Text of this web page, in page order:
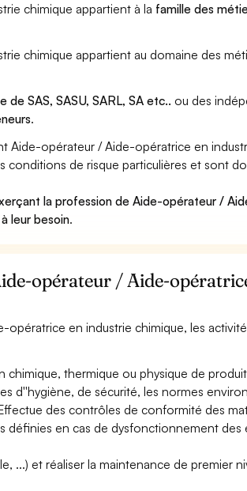
chimique appartient à la famille des
chimique appartient au domaine des
de SAS, SASU, SARL, SA etc.. ou des
.
Aide-opérateur / Aide-opératrice en
conditions de risque particulières et sont
la profession de Aide-opérateur /
leur besoin.
opérateur / Aide-
en industrie chimique, les
thermique ou physique de
d''hygiène, de sécurité, les normes
des contrôles de conformité des
définies en cas de dysfonctionnement des
...) et réaliser la maintenance de premier